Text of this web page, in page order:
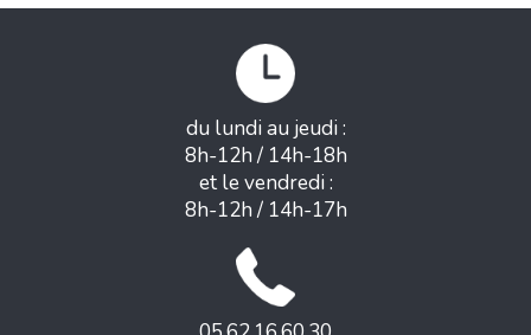
du lundi au jeudi :
8h-12h / 14h-18h
et le vendredi :
8h-12h / 14h-17h